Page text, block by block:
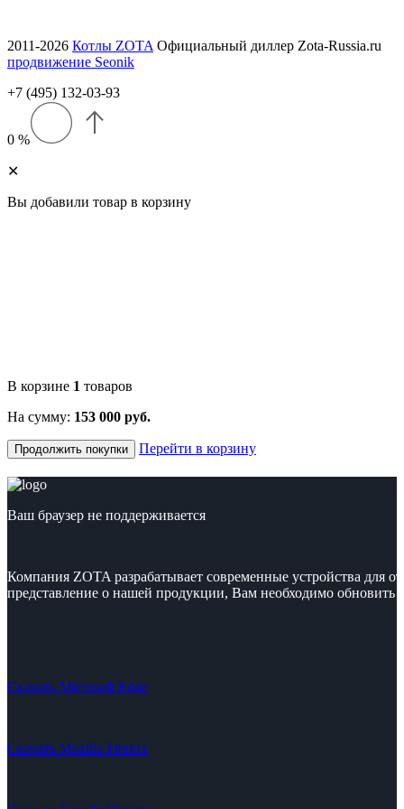
2011-2026 Котлы ZOTA Официальный диллер Zota-Russia.ru
продвижение Seonik
+7 (495) 132-03-93
0 %
✕
Вы добавили товар в корзину
В корзине 1 товаров
На сумму: 153 000 руб.
Продолжить покупки Перейти в корзину
Ваш браузер не поддерживается
Компания ZOTA разрабатывает современные устройства для
представление о нашей продукции, Вам необходимо обновить
Скачать Microsoft Edge
Скачать Mozilla Firefox